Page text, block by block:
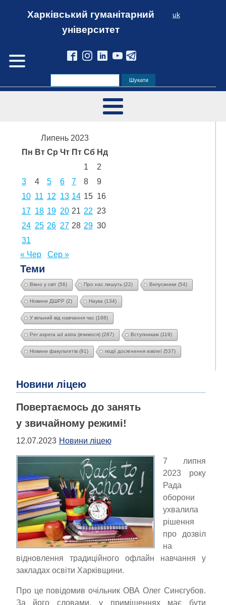
Харківський гуманітарний
університет
uk
Липень 2023
Пн Вт Ср Чт Пт Сб Нд
1
2
3
4 5 6 7 8
9
10 11 12 13 14 15 16
17 18 19 20 21 22 23
24 25 26 27 28 29 30
31
« Чер
Сер »
Теми
Вікно у світ (56) Про нас пишуть (22) Випускники (54)
Новини ДШРР (2) Наука (134)
У вільний від навчання час (188)
Per aspera ad astra (вчимося) (287) Вступникам (119)
Новини факультетів (91) події досягнення ювілеї (537)
Новини ліцею
Повертаємось до занять
у звичайному режимі!
12.07.2023 Новини ліцею
7 липня
2023 року
Рада
оборони
ухвалила
рішення
про дозвіл
на
відновлення традиційного офлайн навчання у
закладах освіти Харківщини.
Про це повідомив очільник ОВА Олег Синєгубов.
За його словами, у приміщеннях має бути